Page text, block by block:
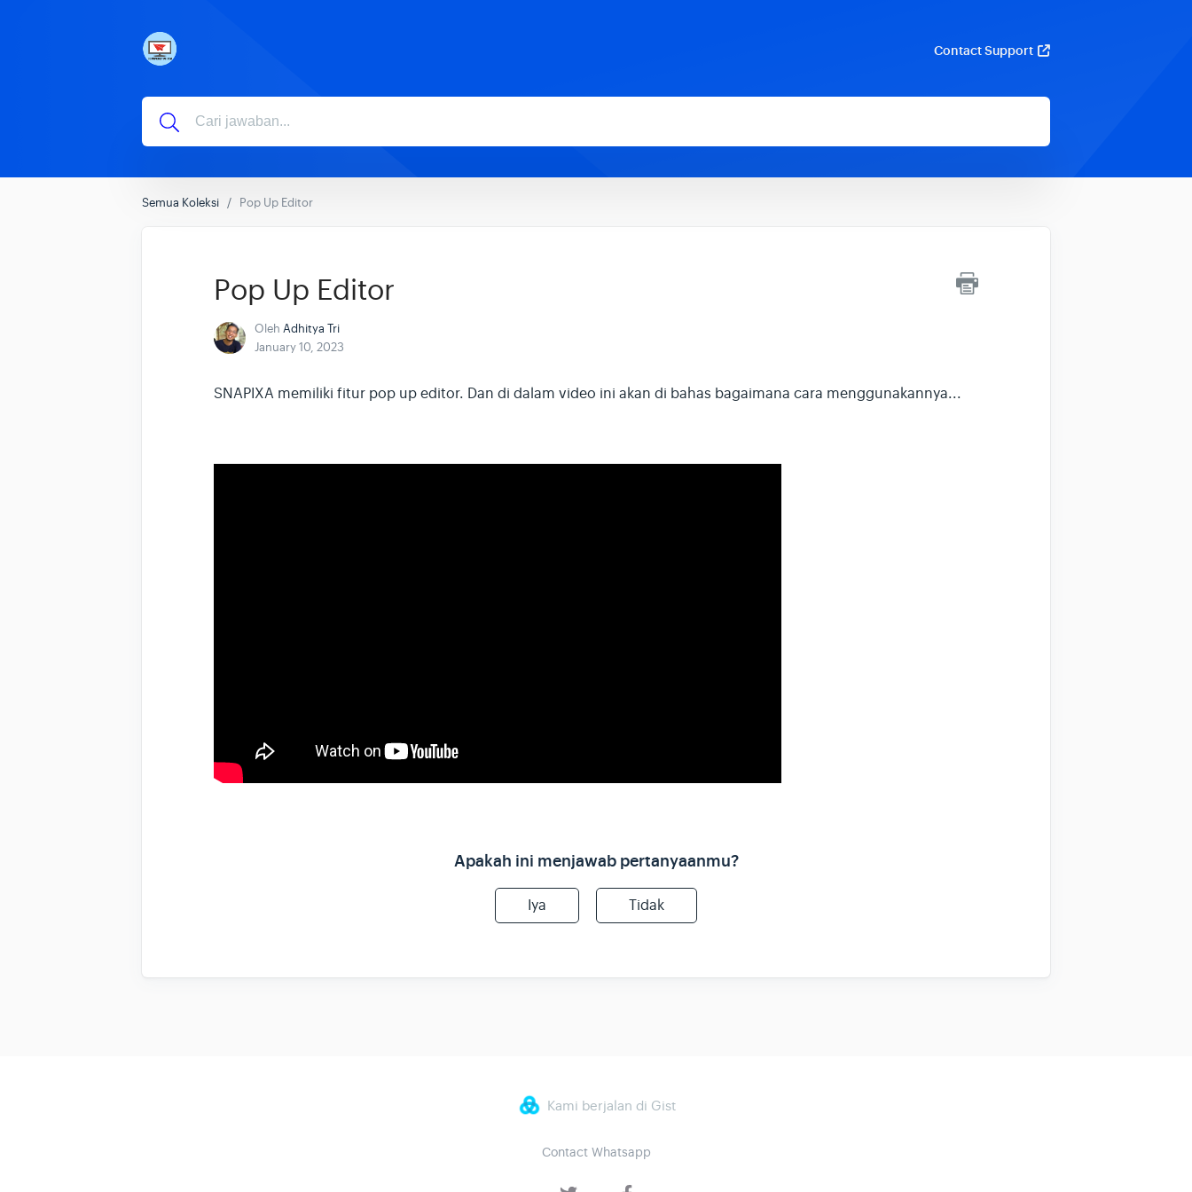
Contact Support
Semua Koleksi Pop Up Editor
Pop Up Editor
Oleh Adhitya Tri
January 10, 2023
SNAPIXA memiliki fitur pop up editor. Dan di dalam video ini akan di bahas bagaimana cara menggunakannya...
Apakah ini menjawab pertanyaanmu?
Iya Tidak
Kami berjalan di Gist
Contact Whatsapp